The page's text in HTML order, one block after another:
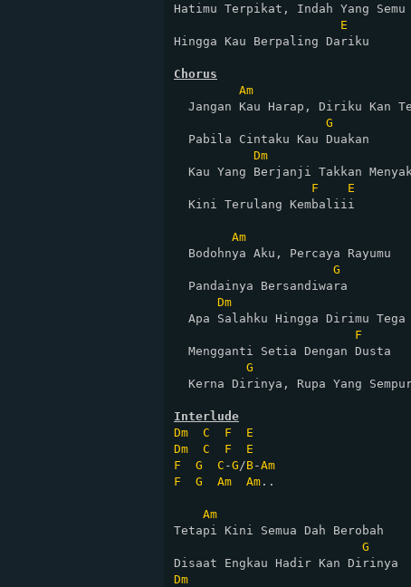
Hatimu Terpikat, Indah Yang Semu
E
Hingga Kau Berpaling Dariku
Chorus
Am
Jangan Kau Harap, Diriku Kan
G
  Pabila Cintaku Kau Duakan
Dm
Kau Yang Berjanji Takkan
F
E
  Kini Terulang Kembaliii
Am
  Bodohnya Aku, Percaya Rayumu
G
  Pandainya Bersandiwara
Dm
  Apa Salahku Hingga Dirimu Tega
F
  Mengganti Setia Dengan Dusta
G
Kerna Dirinya, Rupa Yang
Interlude
Dm
C F
E
Dm
C F
E
F
G C -G /B-Am
F
G Am Am ..
Am
Tetapi Kini Semua Dah Berobah
G
Dm